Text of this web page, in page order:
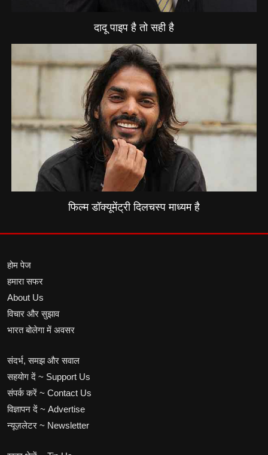
दादू पाइप है तो सही है
फिल्म डॉक्यूमेंट्री दिलचस्प माध्यम है
होम पेज
हमारा सफर
About Us
विचार और सुझाव
भारत बोलेगा में अवसर
संदर्भ, समझ और सवाल
सहयोग दें ~ Support Us
संपर्क करें ~ Contact Us
विज्ञापन दें ~ Advertise
न्यूज़लेटर ~ Newsletter